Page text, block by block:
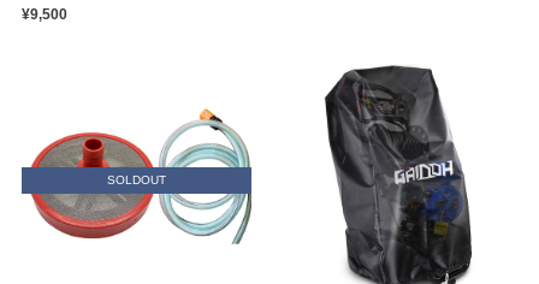
¥9,500
SOLDOUT